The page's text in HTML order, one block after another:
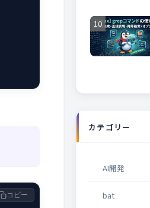
コピー
カテゴリー
AI開発
bat